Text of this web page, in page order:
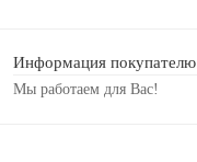
Информация покупателю
Мы работаем для Вас!